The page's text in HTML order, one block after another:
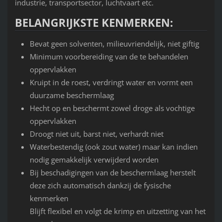
industrie, transportsector, luchtvaart etc.
BELANGRIJKSTE KENMERKEN:
Bevat geen solventen, milieuvriendelijk, niet giftig
Minimum voorbereiding van de te behandelen
oppervlakken
Kruipt in de roest, verdringt water en vormt een
duurzame beschermlaag
Hecht op en beschermt zowel droge als vochtige
oppervlakken
Droogt niet uit, barst niet, verhardt niet
Waterbestendig (ook zout water) maar kan indien
nodig gemakkelijk verwijderd worden
Bij beschadigingen van de beschermlaag herstelt
deze zich automatisch dankzij de fysische
kenmerken
Blijft flexibel en volgt de krimp en uitzetting van het